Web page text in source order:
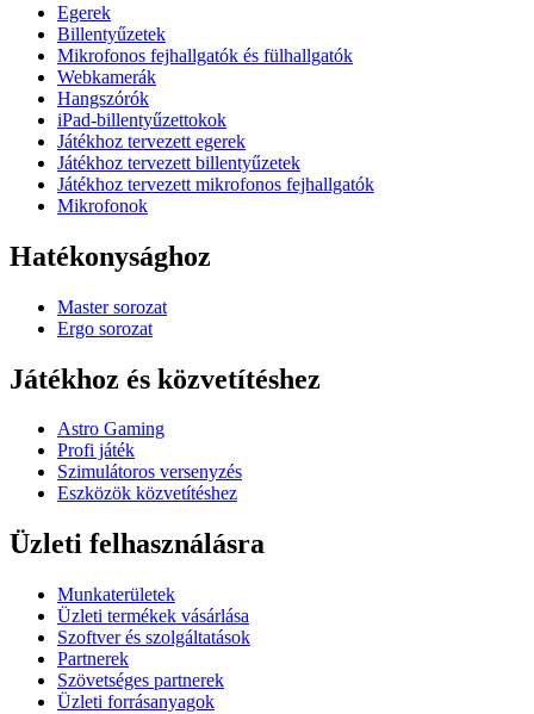
Egerek
Billentyűzetek
Mikrofonos fejhallgatók és fülhallgatók
Webkamerák
Hangszórók
iPad-billentyűzettokok
Játékhoz tervezett egerek
Játékhoz tervezett billentyűzetek
Játékhoz tervezett mikrofonos fejhallgatók
Mikrofonok
Hatékonysághoz
Master sorozat
Ergo sorozat
Játékhoz és közvetítéshez
Astro Gaming
Profi játék
Szimulátoros versenyzés
Eszközök közvetítéshez
Üzleti felhasználásra
Munkaterületek
Üzleti termékek vásárlása
Szoftver és szolgáltatások
Partnerek
Szövetséges partnerek
Üzleti forrásanyagok